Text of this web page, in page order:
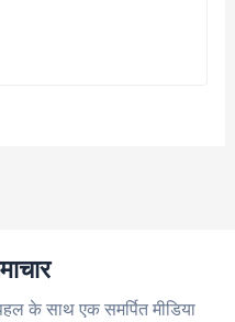
के साथ एक समर्पित मीडिया